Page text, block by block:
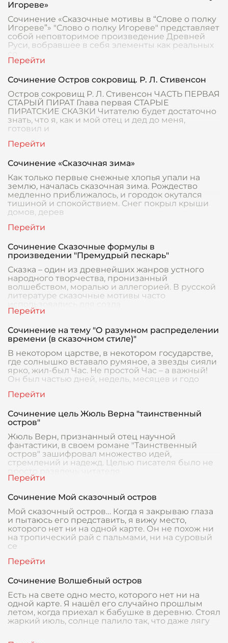
Игореве»
Сочинение «Сказочные мотивы в “Слове о полку
Игореве”» "Слово о полку Игореве" представляет
собой неповторимое произведение Древней
Руси, вобравшее в себя элементы как реальных
Сочинение Остров сокровищ. Р. Л. Стивенсон
Остров сокровищ Р. Л. Стивенсон ЧАСТЬ ПЕРВАЯ
СТАРЫЙ ПИРАТ Глава первая СТАРЫЕ
ПИРАТСКИЕ СКАЗКИ Читателю будет достаточно
знать, что я, как и мой отец и дед до меня,
готовил и
Сочинение «Сказочная зима»
Как только первые снежные хлопья упали на
землю, началась сказочная зима. Рождество
медленно приближалось, и городок окутался
тишиной и спокойствием. Снег покрыл крыши
домов, дерев
Сочинение Сказочные формулы в
произведении "Премудрый пескарь"
Сказка – один из древнейших жанров устного
народного творчества, пронизанный
волшебством, моралью и аллегорией. В русской
литературе сказочные мотивы часто
Сочинение на тему "О разумном распределении
времени (в сказочном стиле)"
В некотором царстве, в некотором государстве,
где солнышко вставало румяное, а звезды сияли
ярко, жил-был Час. Не простой Час – а важный!
Он был частью дней, недель, месяцев и годо
Сочинение цель Жюль Верна "таинственный
остров"
Жюль Верн, признанный отец научной
фантастики, в своем романе "Таинственный
остров" зашифровал множество идей,
стремлений и надежд. Целью писателя было не
Сочинение Мой сказочный остров
Мой сказочный остров… Когда я закрываю глаза
и пытаюсь его представить, я вижу место,
которого нет ни на одной карте. Он не похож ни
на тропический рай с пальмами, ни на суровый
се
Сочинение Волшебный остров
Есть на свете одно место, которого нет ни на
одной карте. Я нашёл его случайно прошлым
летом, когда приехал к бабушке в деревню. Стоял
жаркий июль, солнце палило так, что даже лягу